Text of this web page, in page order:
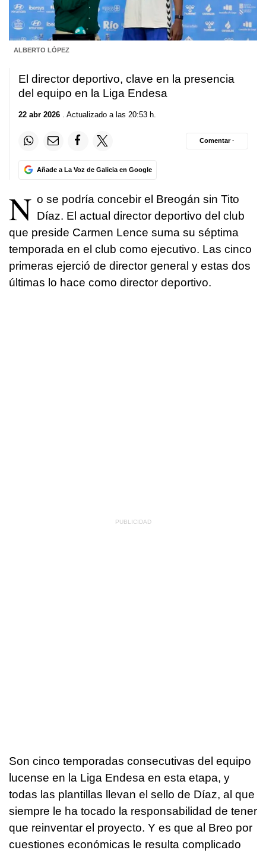
ALBERTO LÓPEZ
El director deportivo, clave en la presencia
del equipo en la Liga Endesa
22 abr 2026 . Actualizado a las 20:53 h.
Añade a La Voz de Galicia en Google
Comentar ·
N o se podría concebir el Breogán sin Tito
Díaz. El actual director deportivo del club
que preside Carmen Lence suma su séptima
temporada en el club como ejecutivo. Las cinco
primeras ejerció de director general y estas dos
últimas lo hace como director deportivo.
Son cinco temporadas consecutivas del equipo
lucense en la Liga Endesa en esta etapa, y
todas las plantillas llevan el sello de Díaz, al que
siempre le ha tocado la responsabilidad de tener
que reinventar el proyecto. Y es que al Breo por
cuestiones económicas le resulta complicado